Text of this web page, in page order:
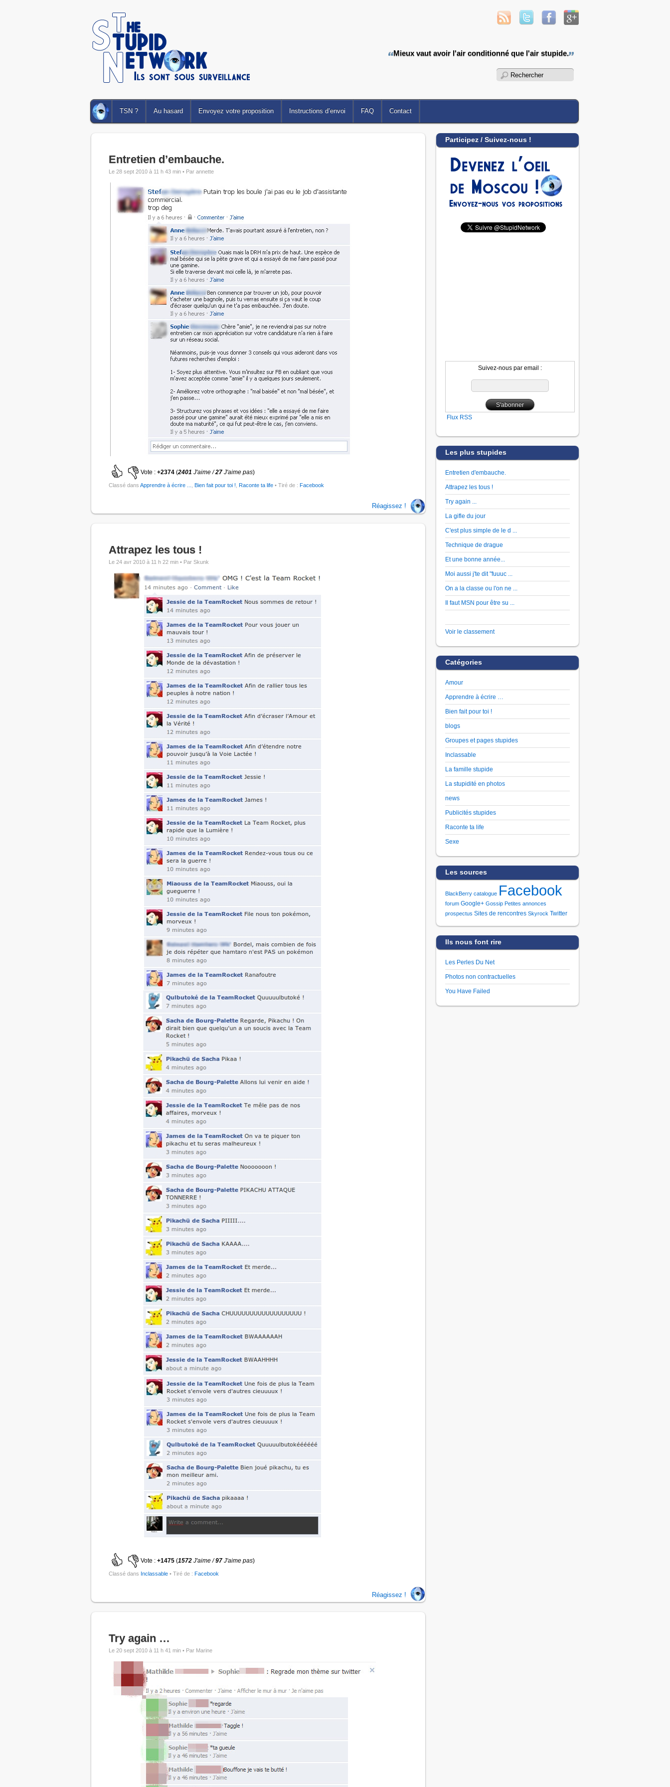
Mieux vaut avoir l'air conditionné que l'air stupide.
TSN ? Au hasard Envoyez votre proposition Instructions d’envoi FAQ Contact
Entretien d’embauche.
Le 28 sept 2010 à 11 h 43 min • Par annette
Vote : +2374 (2401 J'aime /27 J'aime pas)
Classé dans Apprendre à écrire ... Bien fait pour toi ! Raconte ta life • Tiré de : Facebook
Réagissez !
Attrapez les tous !
Le 24 avr 2010 à 11 h 22 min • Par Skunk
Vote : +1475 (1572 J'aime /97 J'aime pas)
Classé dans Inclassable • Tiré de : Facebook
Réagissez !
Try again …
Le 20 sept 2010 à 11 h 41 min • Par Marine
Participez / Suivez-nous !
Suivez-nous par email :
Flux RSS
Les plus stupides
Entretien d'embauche.
Attrapez les tous !
Try again ...
La gifle du jour
C'est plus simple de le d ...
Technique de drague
Et une bonne année...
Moi aussi j'te dit "fuuuc ...
On a la classe ou l'on ne ...
Il faut MSN pour être su ...
Voir le classement
Catégories
Amour
Apprendre à écrire …
Bien fait pour toi !
blogs
Groupes et pages stupides
Inclassable
La famille stupide
La stupidité en photos
news
Publicités stupides
Raconte ta life
Sexe
Les sources
BlackBerry catalogue Facebook
forum Google+ Gossip Petites annonces
prospectus Sites de rencontres Skyrock Twitter
Ils nous font rire
Les Perles Du Net
Photos non contractuelles
You Have Failed